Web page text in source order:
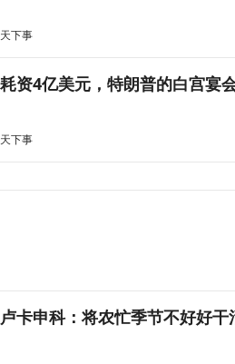
天下事
耗资4亿美元，特朗普的白宫宴
天下事
卢卡申科：将农忙季节不好好干